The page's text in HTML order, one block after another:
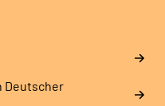
Deutscher